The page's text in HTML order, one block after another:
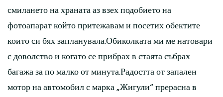
смилането на храната аз взех подобието на
фотоапарат който притежавам и посетих обектите
които си бях запланувала.Обиколката ми ме натовари
с доволство и когато се прибрах в стаята събрах
багажа за по малко от минута.Радостта от запален
мотор на автомобил с марка „Жигули“ прерасна в